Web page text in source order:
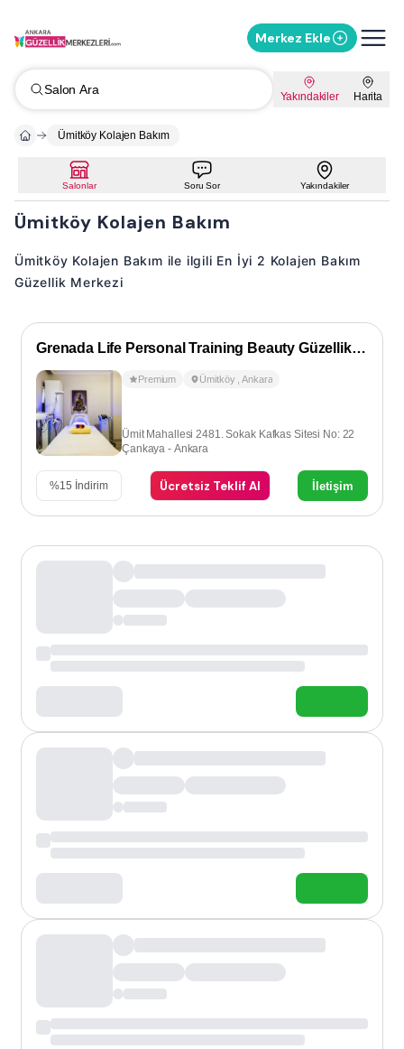
Merkez Ekle
Salon Ara Yakındakiler Harita
Ümitköy Kolajen Bakım
Salonlar Soru Sor Yakındakiler
Ümitköy Kolajen Bakım
Ümitköy Kolajen Bakım ile ilgili En İyi 2 Kolajen Bakım
Güzellik Merkezi
Grenada Life Personal Training Beauty Güzellik Salonu
Premium Ümitköy ,Ankara
Ümit Mahallesi 2481. Sokak Kafkas Sitesi No: 22
Çankaya - Ankara
%15 İndirim Ücretsiz Teklif Al İletişim